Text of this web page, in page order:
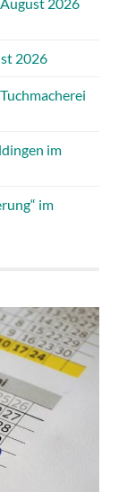
2026
im
im